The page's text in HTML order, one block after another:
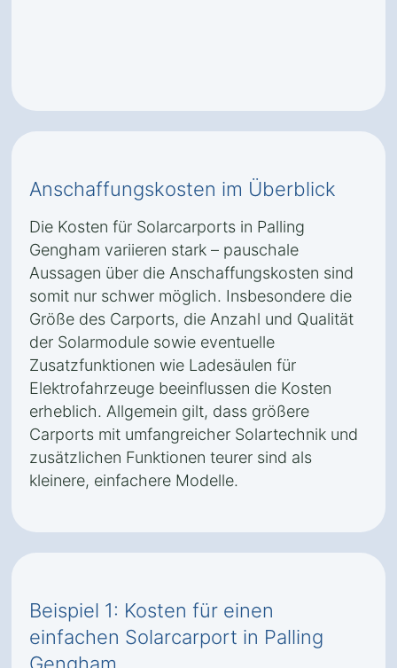
Anschaffungskosten im Überblick
Die Kosten für Solarcarports in Palling
Gengham variieren stark – pauschale
Aussagen über die Anschaffungskosten sind
somit nur schwer möglich. Insbesondere die
Größe des Carports, die Anzahl und Qualität
der Solarmodule sowie eventuelle
Zusatzfunktionen wie Ladesäulen für
Elektrofahrzeuge beeinflussen die Kosten
erheblich. Allgemein gilt, dass größere
Carports mit umfangreicher Solartechnik und
zusätzlichen Funktionen teurer sind als
kleinere, einfachere Modelle.
Beispiel 1: Kosten für einen
einfachen Solarcarport in Palling